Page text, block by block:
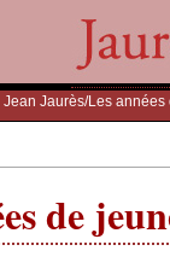
Jean Jaurès/Les années
de